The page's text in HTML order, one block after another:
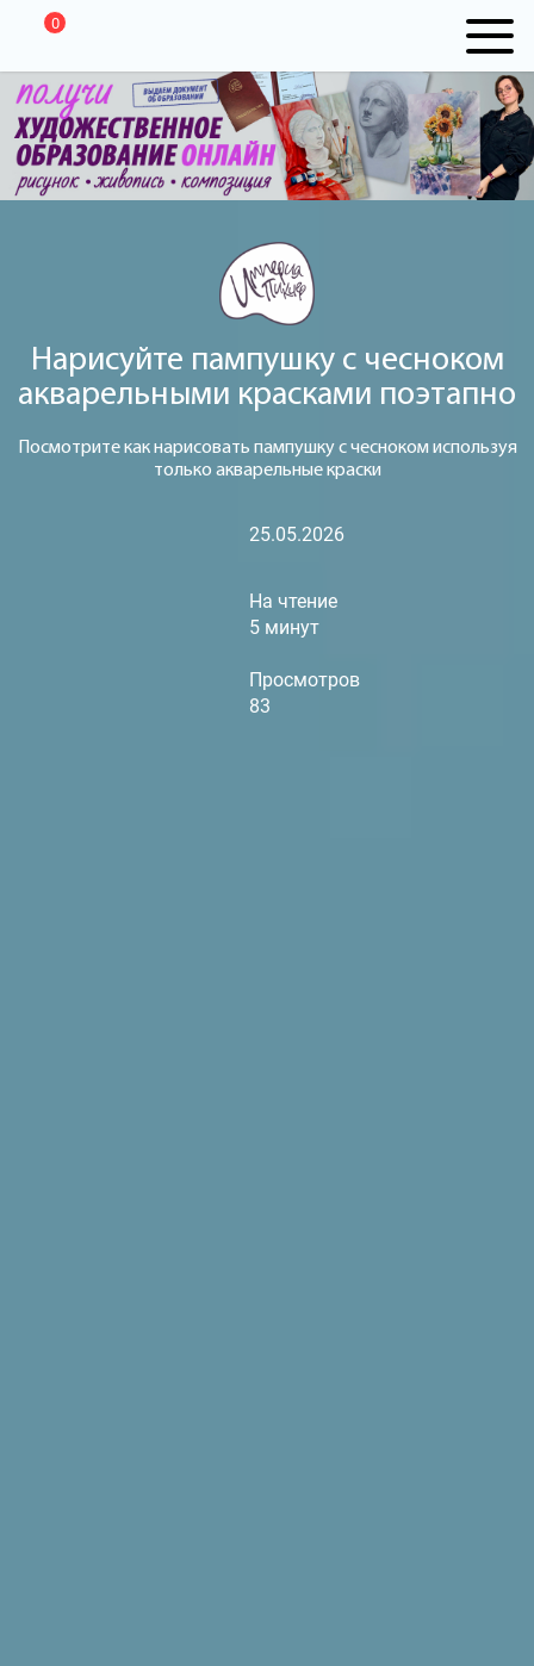
0
Нарисуйте пампушку с чесноком
акварельными красками поэтапно
Посмотрите как нарисовать пампушку с чесноком используя
только акварельные краски
25.05.2026
На чтение
5 минут
Просмотров
83